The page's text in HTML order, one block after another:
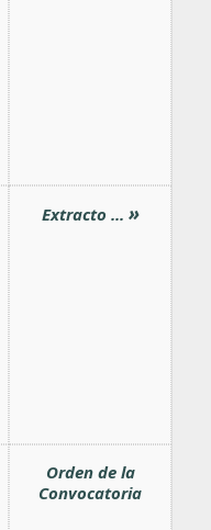
Extracto ... »
Orden de la
Convocatoria